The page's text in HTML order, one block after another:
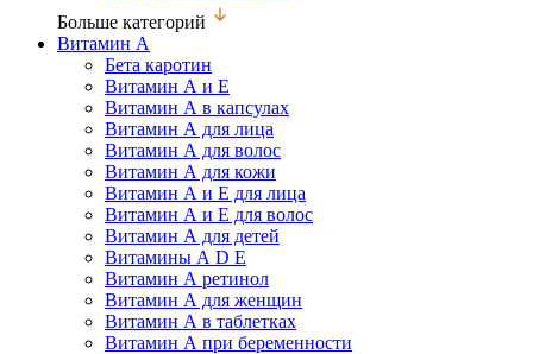
Больше категорий
Витамин А
Бета каротин
Витамин А и Е
Витамин А в капсулах
Витамин А для лица
Витамин А для волос
Витамин А для кожи
Витамин А и Е для лица
Витамин А и Е для волос
Витамин А для детей
Витамины А D Е
Витамин А ретинол
Витамин А для женщин
Витамин А в таблетках
Витамин А при беременности